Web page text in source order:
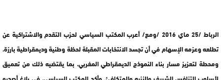
الرباط /25 ماي 2016 /ومع/ أعرب المكتب السياسي لحزب التقدم والاشتراكية عن
تطلعه وعزمه الإسهام في أن تجسد الانتخابات المقبلة لحظة وطنية وديمقراطية بارزة،
ومحطة لتعزيز مسار بناء النموذج الديمقراطي المغربي، بما يقتضيه ذلك من تعميق